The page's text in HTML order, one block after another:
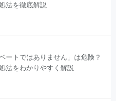
法を徹底解説
ートではありません」は危険？
法をわかりやすく解説